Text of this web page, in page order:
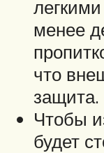
менее
что
защита.
Чтобы
будет